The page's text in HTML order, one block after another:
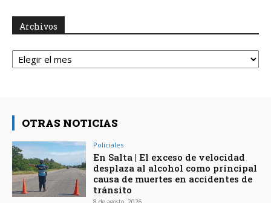
Archivos
Archivos
OTRAS NOTICIAS
Policiales
En Salta | El exceso de velocidad
desplaza al alcohol como principal
causa de muertes en accidentes de
tránsito